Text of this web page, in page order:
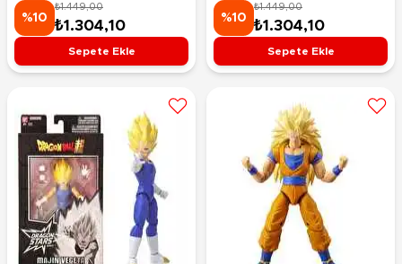
Serisi 30 Cm Figürleri Cell
Final Form
%10
₺1.449,00
₺1.304,10
Sepete Ekle
Beast Figür 30 Cm
%10
₺1.449,00
₺1.304,10
Sepete Ekle